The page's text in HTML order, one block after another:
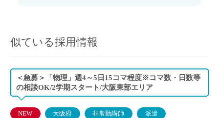
似ている採用情報
＜急募＞「物理」週4～5日15コマ程度※コマ数・日数等
の相談OK/2学期スタート/大阪東部エリア
NEW 大阪府 非常勤講師 派遣